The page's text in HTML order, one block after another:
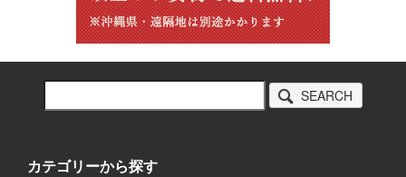
SEARCH
カテゴリーから探す